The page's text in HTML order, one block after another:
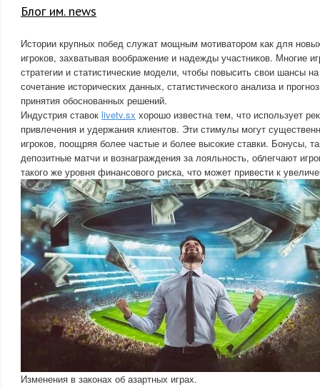
Блог им. news
Истории крупных побед служат мощным мотиватором как для
игроков, захватывая воображение и надежды участников. Многие
стратегии и статистические модели, чтобы повысить свои шансы
сочетание исторических данных, статистического анализа и
принятия обоснованных решений.
Индустрия ставок livetv.sx хорошо известна тем, что использует
привлечения и удержания клиентов. Эти стимулы могут
игроков, поощряя более частые и более высокие ставки. Бонусы,
депозитные матчи и вознаграждения за лояльность, облегчают
такого же уровня финансового риска, что может привести к
Изменения в законах об азартных играх.